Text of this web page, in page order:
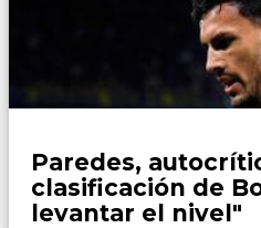
Paredes,
clasificación de
levantar el nivel"